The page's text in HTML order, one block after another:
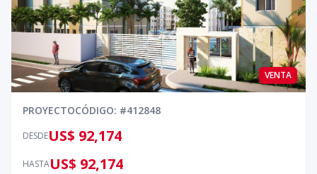
VENTA
PROYECTOCÓDIGO: #412848
DESDEUS$ 92,174
HASTAUS$ 92,174